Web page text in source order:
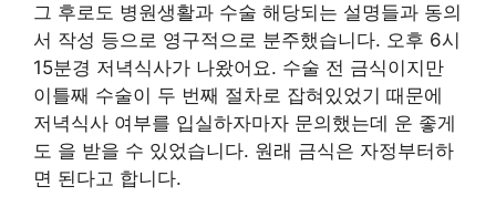
그 후로도 병원생활과 수술 해당되는 설명들과 동의
서 작성 등으로 영구적으로 분주했습니다. 오후 6시
15분경 저녁식사가 나왔어요. 수술 전 금식이지만
이틀째 수술이 두 번째 절차로 잡혀있었기 때문에
저녁식사 여부를 입실하자마자 문의했는데 운 좋게
도 을 받을 수 있었습니다. 원래 금식은 자정부터하
면 된다고 합니다.